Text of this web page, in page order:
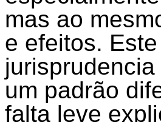
mas ao
e efeitos.
um padrão
falta leve